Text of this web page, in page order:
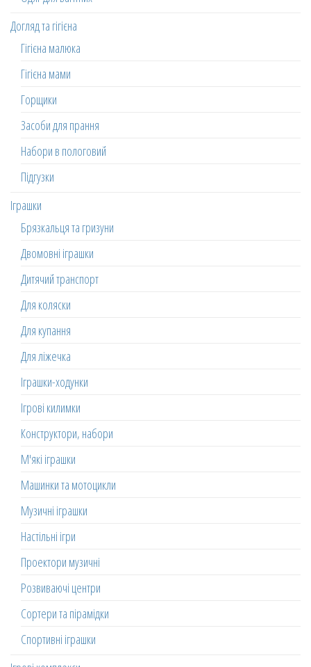
Догляд та гігієна
Гігієна малюка
Гігієна мами
Горщики
Засоби для прання
Набори в пологовий
Підгузки
Іграшки
Брязкальця та гризуни
Двомовні іграшки
Дитячий транспорт
Для коляски
Для купання
Для ліжечка
Іграшки-ходунки
Ігрові килимки
Конструктори, набори
М'які іграшки
Машинки та мотоцикли
Музичні іграшки
Настільні ігри
Проектори музичні
Розвиваючі центри
Сортери та пірамідки
Спортивні іграшки